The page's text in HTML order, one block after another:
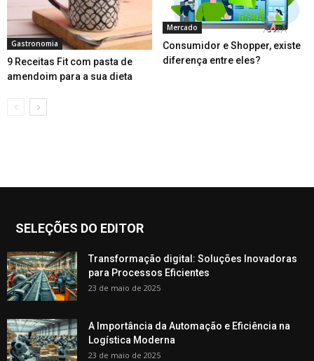
Gastronomia
9 Receitas Fit com pasta de
amendoim para a sua dieta
Mercado
Consumidor e Shopper, existe
diferença entre eles?
SELEÇÕES DO EDITOR
Transformação digital: Soluções Inovadoras
para Processos Eficientes
23 de maio de 2025
A Importância da Automação e Eficiência na
Logística Moderna
23 de maio de 2025